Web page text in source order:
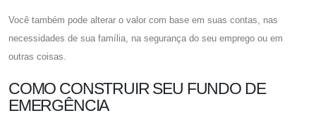
Você também pode alterar o valor com base em suas contas, nas
necessidades de sua família, na segurança do seu emprego ou em
outras coisas.
COMO CONSTRUIR SEU FUNDO DE
EMERGÊNCIA